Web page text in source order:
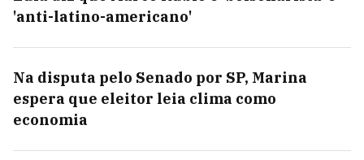
'anti-latino-americano'
Na disputa pelo Senado por SP, Marina
espera que eleitor leia clima como
economia